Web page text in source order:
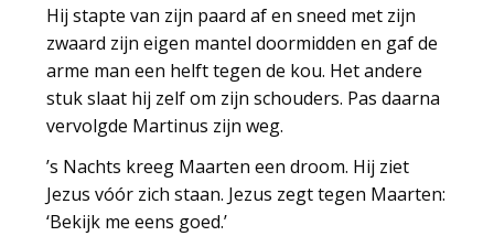
Hij stapte van zijn paard af en sneed met zijn
zwaard zijn eigen mantel doormidden en gaf de
arme man een helft tegen de kou. Het andere
stuk slaat hij zelf om zijn schouders. Pas daarna
vervolgde Martinus zijn weg.
’s Nachts kreeg Maarten een droom. Hij ziet
Jezus vóór zich staan. Jezus zegt tegen Maarten:
‘Bekijk me eens goed.’